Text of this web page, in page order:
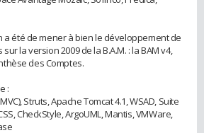
a été de mener à bien le développement de
la version 2009 de la B.A.M. : la BAM v4,
des Comptes.
:
Struts, Apache Tomcat 4.1, WSAD, Suite
CheckStyle, ArgoUML, Mantis, VMWare,